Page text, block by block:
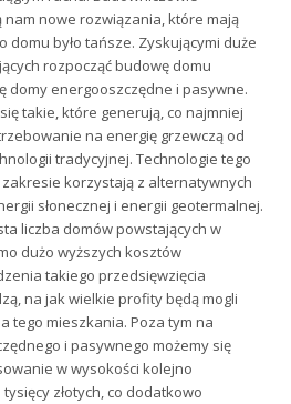
nowe rozwiązania, które mają
domu było tańsze. Zyskującymi duże
rozpocząć budowę domu
domy energooszczędne i pasywne.
takie, które generują, co najmniej
na energię grzewczą od
tradycyjnej. Technologie tego
korzystają z alternatywnych
słonecznej i energii geotermalnej.
liczba domów powstających w
dużo wyższych kosztów
takiego przedsięwzięcia
na jak wielkie profity będą mogli
tego mieszkania. Poza tym na
i pasywnego możemy się
w wysokości kolejno
złotych, co dodatkowo